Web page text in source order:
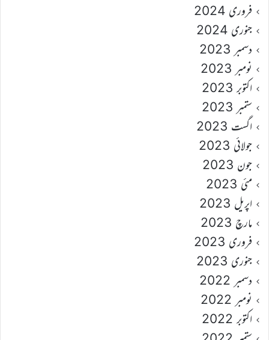
فروری 2024
جنوری 2024
دسمبر 2023
نومبر 2023
اکتوبر 2023
ستمبر 2023
اگست 2023
جولائی 2023
جون 2023
مئی 2023
اپریل 2023
مارچ 2023
فروری 2023
جنوری 2023
دسمبر 2022
نومبر 2022
اکتوبر 2022